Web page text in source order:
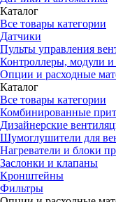
Каталог
Все товары категории
Датчики
Пульты управления
Контроллеры, модули и
Опции и расходные
Каталог
Все товары категории
Комбинированные
Дизайнерские
Шумоглушители для
Нагреватели и блоки
Заслонки и клапаны
Кронштейны
Фильтры